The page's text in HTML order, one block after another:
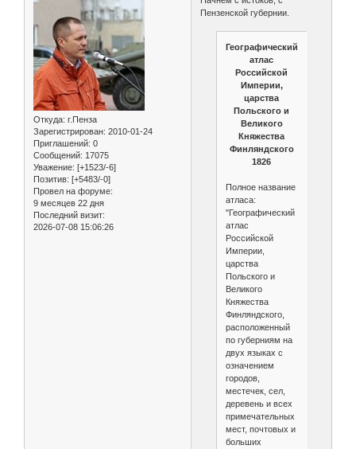
Откуда: г.Пенза
Зарегистрирован: 2010-01-24
Приглашений: 0
Сообщений: 17075
Уважение: [+1523/-6]
Позитив: [+5483/-0]
Провел на форуме:
9 месяцев 22 дня
Последний визит:
2026-07-08 15:06:26
Пензенской губернии.
Географический
атлас
Российской
Империи,
царства
Польского и
Великого
Княжества
Финляндского
1826
Полное название
атласа:
"Географический
атлас
Российской
Империи,
царства
Польского и
Великого
Княжества
Финляндского,
расположенный
по губерниям на
двух языках с
означением
городов,
местечек, сел,
деревень и всех
примечательных
мест, почтовых и
больших